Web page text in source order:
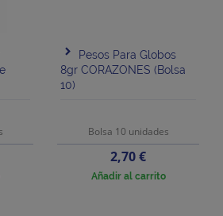
Pesos Para Globos
8gr CORAZONES (bolsa
10)
Bolsa 10 unidades
Precio
2,70 €
Añadir al carrito